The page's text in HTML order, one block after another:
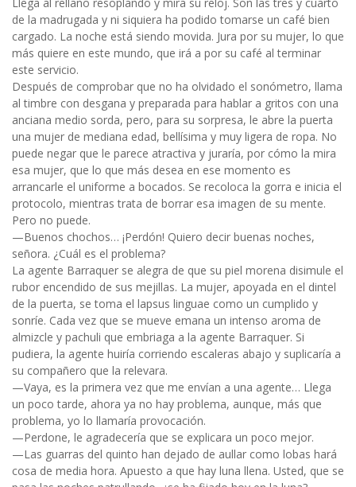
Llega al rellano resoplando y mira su reloj. Son las tres y cuarto
de la madrugada y ni siquiera ha podido tomarse un café bien
cargado. La noche está siendo movida. Jura por su mujer, lo que
más quiere en este mundo, que irá a por su café al terminar
este servicio.
Después de comprobar que no ha olvidado el sonómetro, llama
al timbre con desgana y preparada para hablar a gritos con una
anciana medio sorda, pero, para su sorpresa, le abre la puerta
una mujer de mediana edad, bellísima y muy ligera de ropa. No
puede negar que le parece atractiva y juraría, por cómo la mira
esa mujer, que lo que más desea en ese momento es
arrancarle el uniforme a bocados. Se recoloca la gorra e inicia el
protocolo, mientras trata de borrar esa imagen de su mente.
Pero no puede.
—Buenos chochos… ¡Perdón! Quiero decir buenas noches,
señora. ¿Cuál es el problema?
La agente Barraquer se alegra de que su piel morena disimule el
rubor encendido de sus mejillas. La mujer, apoyada en el dintel
de la puerta, se toma el lapsus linguae como un cumplido y
sonríe. Cada vez que se mueve emana un intenso aroma de
almizcle y pachuli que embriaga a la agente Barraquer. Si
pudiera, la agente huiría corriendo escaleras abajo y suplicaría a
su compañero que la relevara.
—Vaya, es la primera vez que me envían a una agente… Llega
un poco tarde, ahora ya no hay problema, aunque, más que
problema, yo lo llamaría provocación.
—Perdone, le agradecería que se explicara un poco mejor.
—Las guarras del quinto han dejado de aullar como lobas hará
cosa de media hora. Apuesto a que hay luna llena. Usted, que se